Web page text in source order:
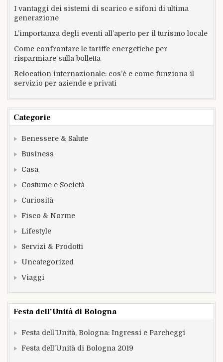
I vantaggi dei sistemi di scarico e sifoni di ultima
generazione
L’importanza degli eventi all’aperto per il turismo locale
Come confrontare le tariffe energetiche per
risparmiare sulla bolletta
Relocation internazionale: cos’è e come funziona il
servizio per aziende e privati
Categorie
Benessere & Salute
Business
Casa
Costume e Società
Curiosità
Fisco & Norme
Lifestyle
Servizi & Prodotti
Uncategorized
Viaggi
Festa dell’Unità di Bologna
Festa dell’Unità, Bologna: Ingressi e Parcheggi
Festa dell’Unità di Bologna 2019